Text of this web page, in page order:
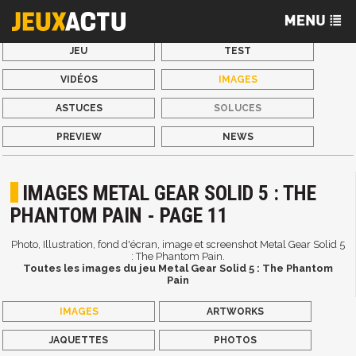
JEU TEST
VIDÉOS IMAGES
ASTUCES SOLUCES
PREVIEW NEWS
IMAGES METAL GEAR SOLID 5 : THE
PHANTOM PAIN - PAGE 11
Photo, Illustration, fond d'écran, image et screenshot Metal Gear Solid 5
: The Phantom Pain.
Toutes les images du jeu Metal Gear Solid 5 : The Phantom
Pain
IMAGES ARTWORKS
JAQUETTES PHOTOS